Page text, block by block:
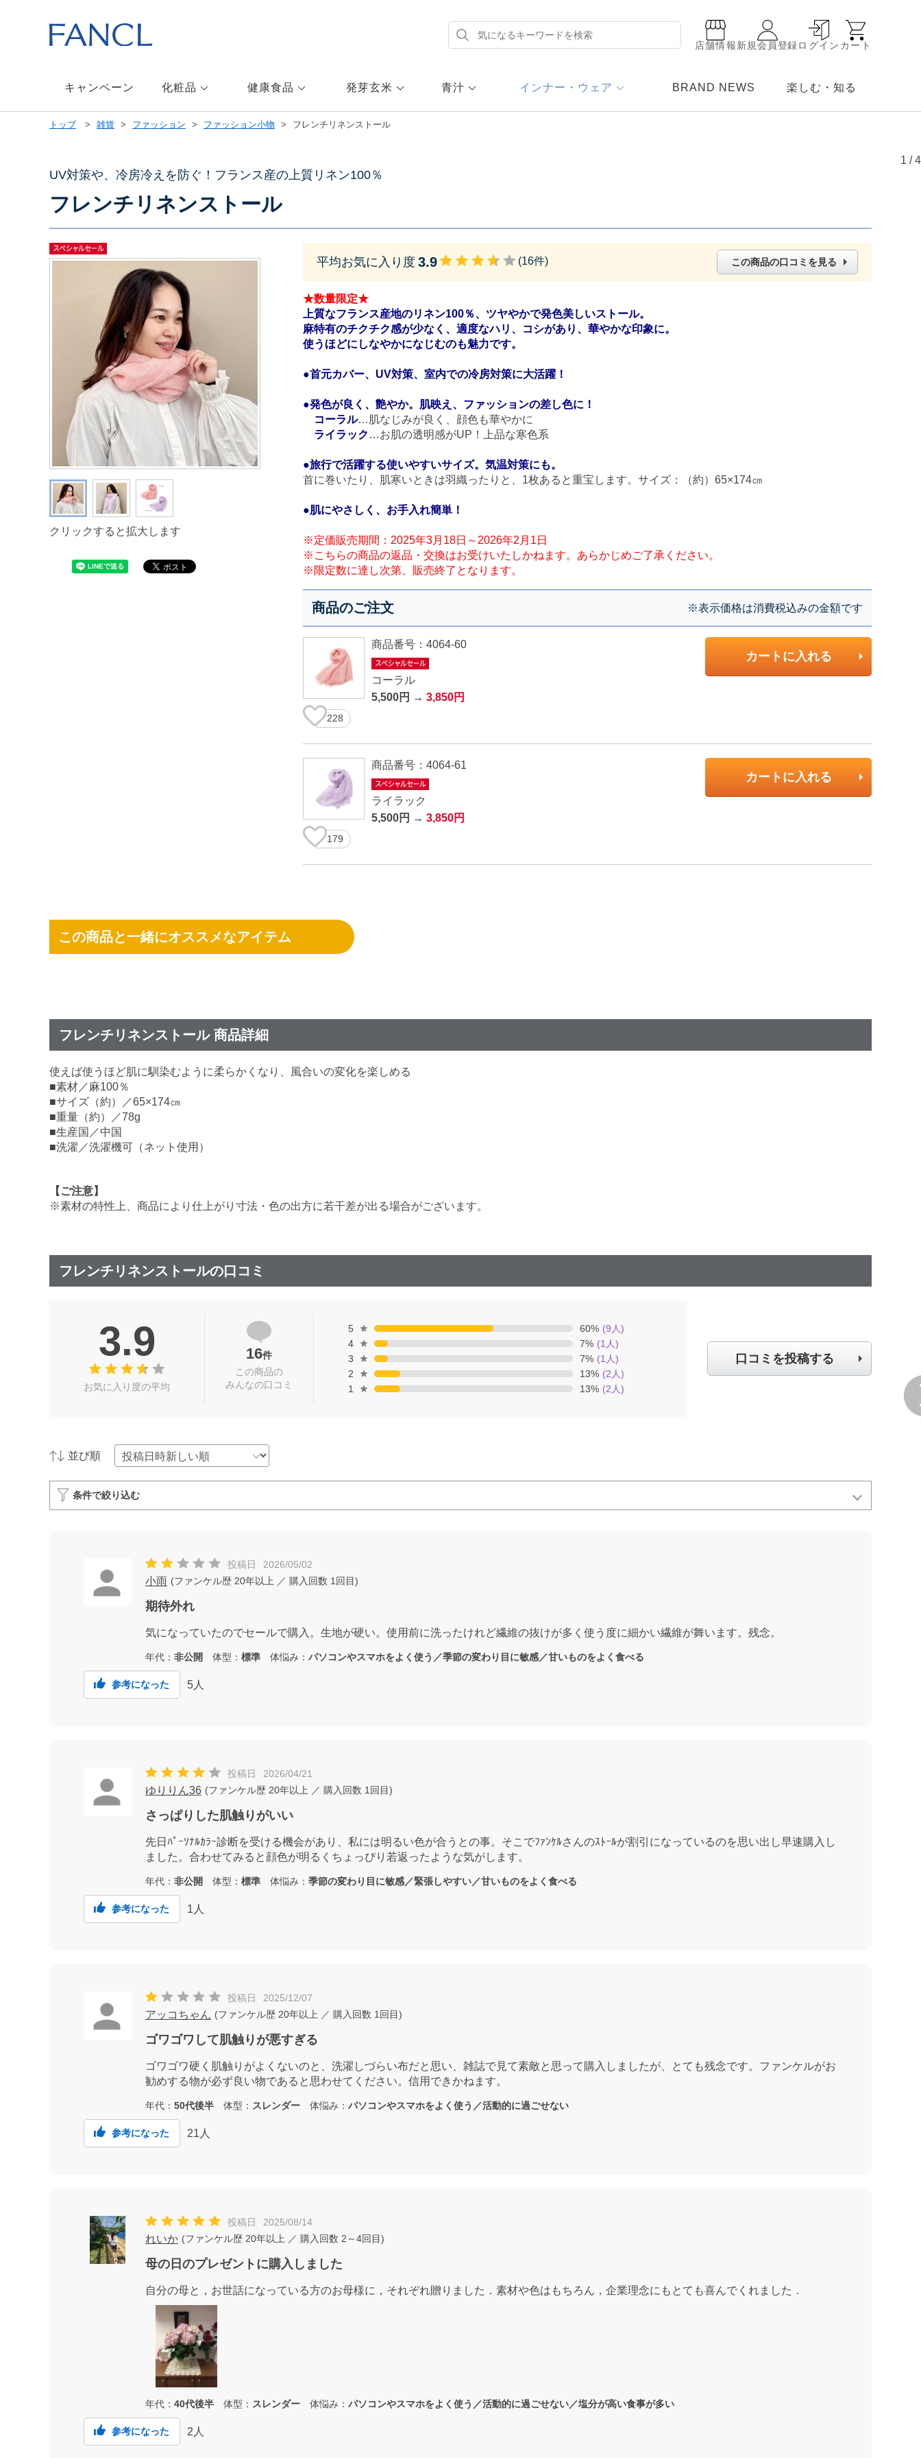
メ
店舗情報新規会員登録ログイン カート
キャンペーン 化粧品 健康食品 発芽玄米 青汁 インナー・ウェア BRAND NEWS 楽しむ・知る
トップ 雑貨 ファッション ファッション小物 フレンチリネンストール
UV対策や、冷房冷えを防ぐ！フランス産の上質リネン100％
フレンチリネンストール
クリックすると拡大します
平均お気に入り度 3.9 (16件) この商品の口コミを見る
★数量限定★
上質なフランス産地のリネン100％、ツヤやかで発色美しいストール。
麻特有のチクチク感が少なく、適度なハリ、コシがあり、華やかな印象に。
使うほどにしなやかになじむのも魅力です。
●首元カバー、UV対策、室内での冷房対策に大活躍！
●発色が良く、艶やか。肌映え、ファッションの差し色に！
コーラル…肌なじみが良く、顔色も華やかに
ライラック …お肌の透明感がUP！上品な寒色系
●旅行で活躍する使いやすいサイズ。気温対策にも。
首に巻いたり、肌寒いときは羽織ったりと、1枚あると重宝します。サイズ：（約）65×174㎝
●肌にやさしく、お手入れ簡単！
※定価販売期間：2025年3月18日～2026年2月1日
※こちらの商品の返品・交換はお受けいたしかねます。あらかじめご了承ください。
※限定数に達し次第、販売終了となります。
商品のご注文 ※表示価格は消費税込みの金額です
228
商品番号：4064-60
コーラル
5,500円 → 3,850円
カートに入れる
179
商品番号：4064-61
ライラック
5,500円 → 3,850円
カートに入れる
この商品と一緒にオススメなアイテム
1 /4
フレンチリネンストール 商品詳細
使えば使うほど肌に馴染むように柔らかくなり、風合いの変化を楽しめる
■素材／麻100％
■サイズ（約）／65×174㎝
■重量（約）／78g
■生産国／中国
■洗濯／洗濯機可（ネット使用）
【ご注意】
※素材の特性上、商品により仕上がり寸法・色の出方に若干差が出る場合がございます。
フレンチリネンストールの口コミ
3.9
お気に入り度の平均
16件
この商品の
みんなの口コミ
5 60% (9 人)
4
7% (1 人)
3
7% (1 人)
2
13% (2 人)
1
13% (2 人)
口コミを投稿する
並び順
条件で絞り込む
投稿日 2026/05/02
小雨 (ファンケル歴 20年以上 ／ 購入回数 1回目)
期待外れ
気になっていたのでセールで購入。生地が硬い。使用前に洗ったけれど繊維の抜けが多く使う度に細かい繊維が舞います。残念。
年代： 非公開 体型： 標準 体悩み： パソコンやスマホをよく使う／季節の変わり目に敏感／甘いものをよく食べる
参考になった 5 人
投稿日 2026/04/21
ゆりりん36 (ファンケル歴 20年以上 ／ 購入回数 1回目)
さっぱりした肌触りがいい
先日ﾊﾟｰｿﾅﾙｶﾗｰ診断を受ける機会があり、私には明るい色が合うとの事。そこでﾌｧﾝｹﾙさんのｽﾄｰﾙが割引になっているのを思い出し早速購入し
ました。合わせてみると顔色が明るくちょっぴり若返ったような気がします。
年代： 非公開 体型： 標準 体悩み： 季節の変わり目に敏感／緊張しやすい／甘いものをよく食べる
参考になった 1 人
投稿日 2025/12/07
アッコちゃん (ファンケル歴 20年以上 ／ 購入回数 1回目)
ゴワゴワして肌触りが悪すぎる
ゴワゴワ硬く肌触りがよくないのと、洗濯しづらい布だと思い、雑誌で見て素敵と思って購入しましたが、とても残念です。ファンケルがお
勧めする物が必ず良い物であると思わせてください。信用できかねます。
年代： 50代後半 体型： スレンダー 体悩み： パソコンやスマホをよく使う／活動的に過ごせない
参考になった 21 人
投稿日 2025/08/14
れいか (ファンケル歴 20年以上 ／ 購入回数 2～4回目)
母の日のプレゼントに購入しました
自分の母と，お世話になっている方のお母様に，それぞれ贈りました．素材や色はもちろん，企業理念にもとても喜んでくれました．
年代： 40代後半 体型： スレンダー 体悩み： パソコンやスマホをよく使う／活動的に過ごせない／塩分が高い食事が多い
参考になった 2 人